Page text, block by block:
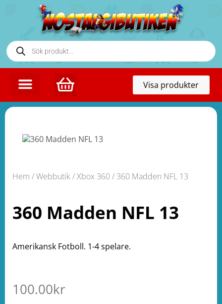
Visa produkter
Hem /Webbutik/Xbox 360/ 360 Madden NFL 13
360 Madden NFL 13
Amerikansk Fotboll. 1-4 spelare.
100.00kr